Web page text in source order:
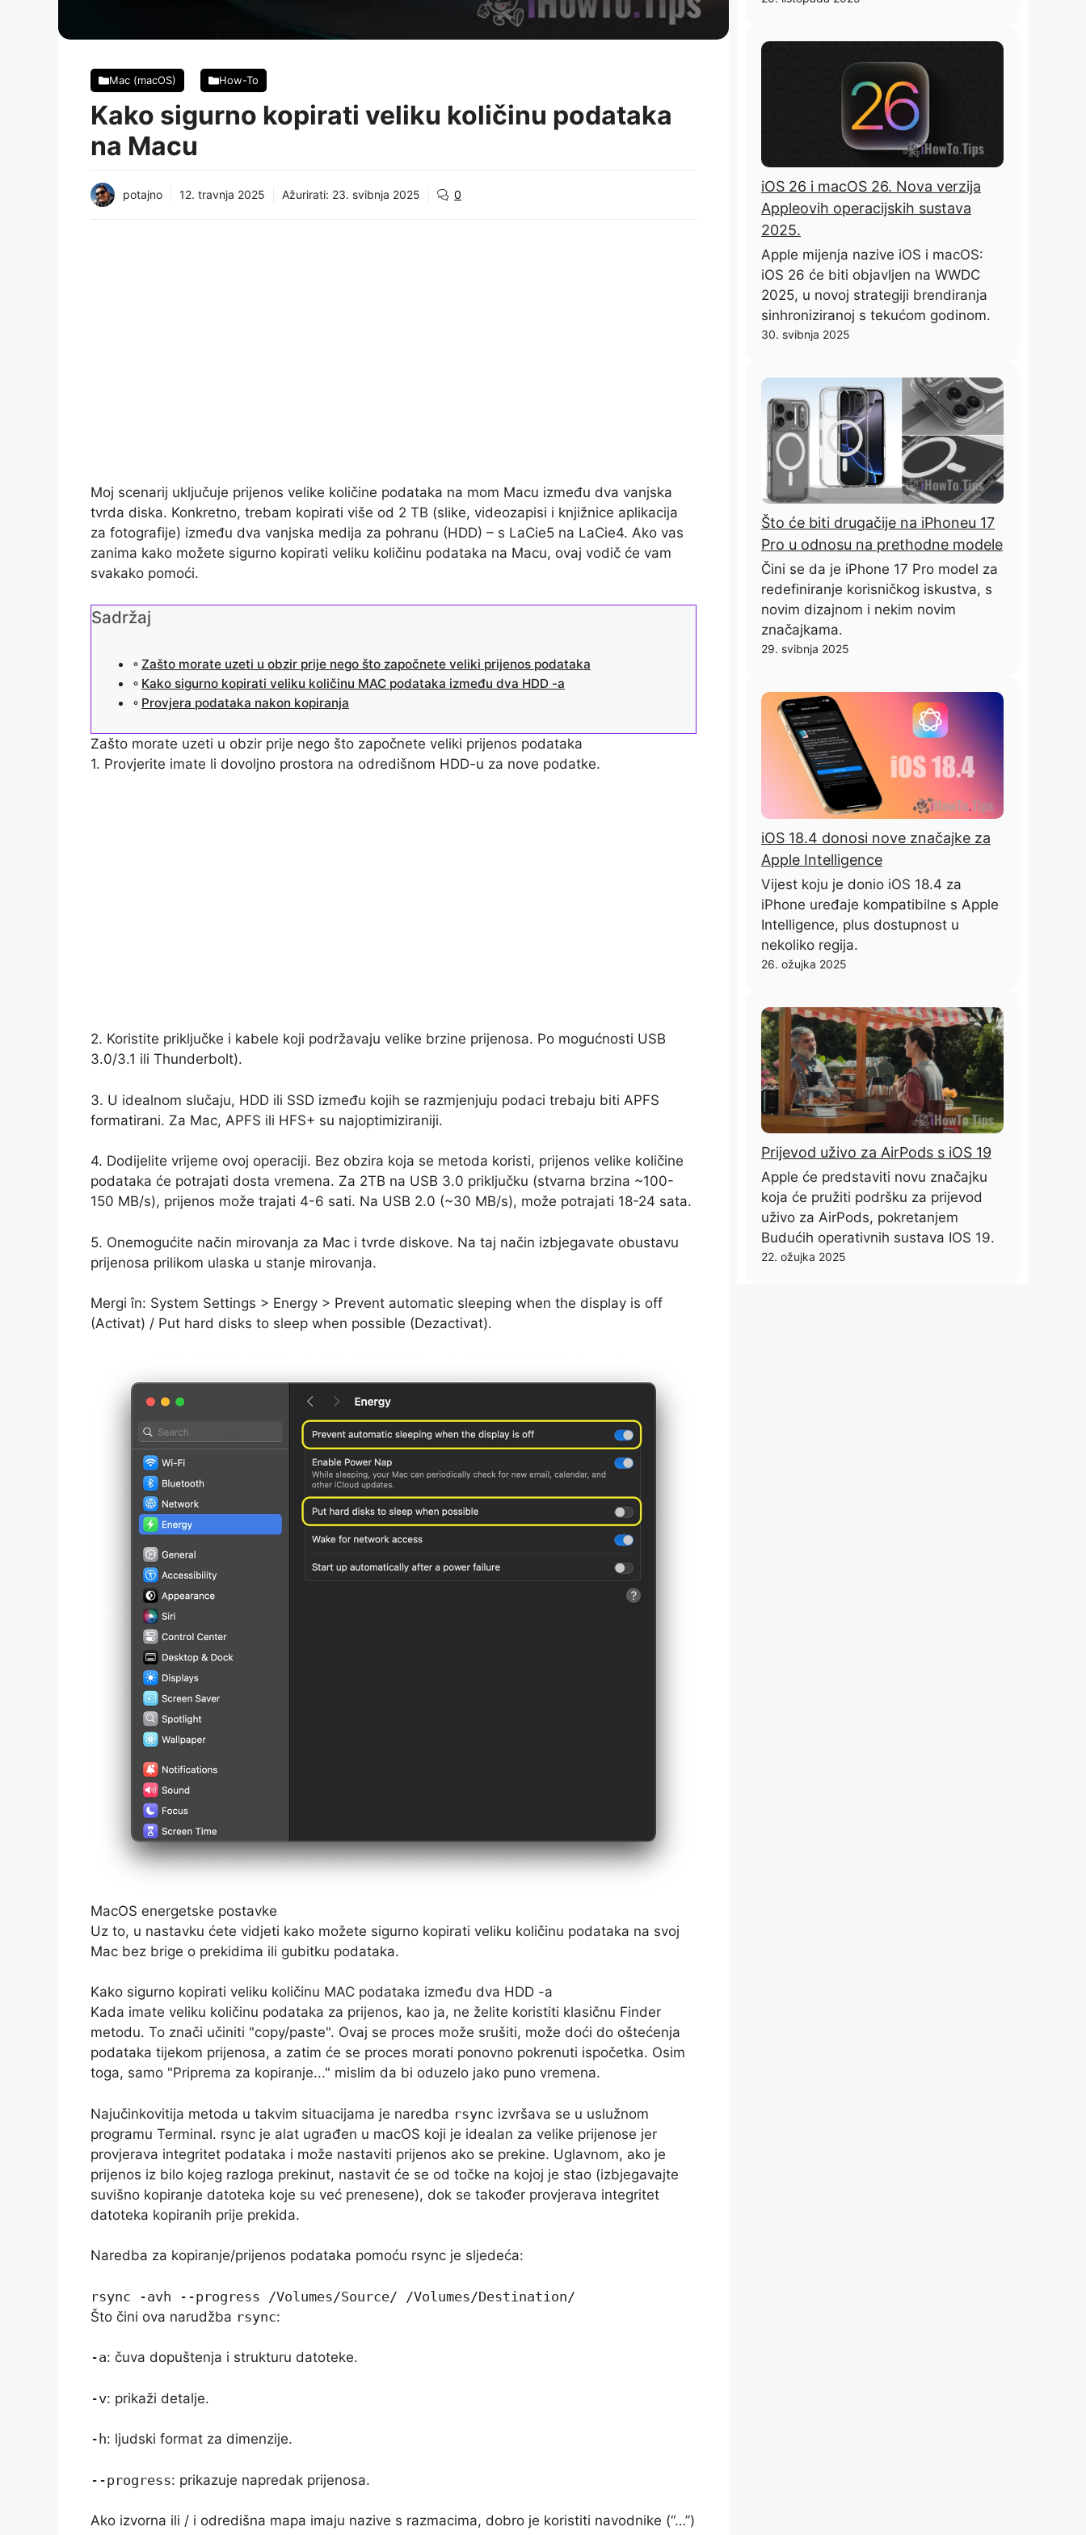
Mac (macOS) How-To
Kako sigurno kopirati veliku količinu podataka
na Macu
potajno 12. travnja 2025 Ažurirati: 23. svibnja 2025 0
Moj scenarij uključuje prijenos velike količine podataka na mom Macu između dva vanjska
tvrda diska. Konkretno, trebam kopirati više od 2 TB (slike, videozapisi i knjižnice aplikacija
za fotografije) između dva vanjska medija za pohranu (HDD) – s LaCie5 na LaCie4. Ako vas
zanima kako možete sigurno kopirati veliku količinu podataka na Macu, ovaj vodič će vam
svakako pomoći.
Sadržaj
Zašto morate uzeti u obzir prije nego što započnete veliki prijenos podataka
Kako sigurno kopirati veliku količinu MAC podataka između dva HDD -a
Provjera podataka nakon kopiranja
Zašto morate uzeti u obzir prije nego što započnete veliki prijenos podataka
1. Provjerite imate li dovoljno prostora na odredišnom HDD-u za nove podatke.
2. Koristite priključke i kabele koji podržavaju velike brzine prijenosa. Po mogućnosti USB
3.0/3.1 ili Thunderbolt).
3. U idealnom slučaju, HDD ili SSD između kojih se razmjenjuju podaci trebaju biti APFS
formatirani. Za Mac, APFS ili HFS+ su najoptimiziraniji.
4. Dodijelite vrijeme ovoj operaciji. Bez obzira koja se metoda koristi, prijenos velike količine
podataka će potrajati dosta vremena. Za 2TB na USB 3.0 priključku (stvarna brzina ~100-
150 MB/s), prijenos može trajati 4-6 sati. Na USB 2.0 (~30 MB/s), može potrajati 18-24 sata.
5. Onemogućite način mirovanja za Mac i tvrde diskove. Na taj način izbjegavate obustavu
prijenosa prilikom ulaska u stanje mirovanja.
Mergi în: System Settings > Energy > Prevent automatic sleeping when the display is off
(Activat) / Put hard disks to sleep when possible (Dezactivat).
MacOS energetske postavke
Uz to, u nastavku ćete vidjeti kako možete sigurno kopirati veliku količinu podataka na svoj
Mac bez brige o prekidima ili gubitku podataka.
Kako sigurno kopirati veliku količinu MAC podataka između dva HDD -a
Kada imate veliku količinu podataka za prijenos, kao ja, ne želite koristiti klasičnu Finder
metodu. To znači učiniti "copy/paste". Ovaj se proces može srušiti, može doći do oštećenja
podataka tijekom prijenosa, a zatim će se proces morati ponovno pokrenuti ispočetka. Osim
toga, samo "Priprema za kopiranje..." mislim da bi oduzelo jako puno vremena.
Najučinkovitija metoda u takvim situacijama je naredba rsync izvršava se u uslužnom
programu Terminal. rsync je alat ugrađen u macOS koji je idealan za velike prijenose jer
provjerava integritet podataka i može nastaviti prijenos ako se prekine. Uglavnom, ako je
prijenos iz bilo kojeg razloga prekinut, nastavit će se od točke na kojoj je stao (izbjegavajte
suvišno kopiranje datoteka koje su već prenesene), dok se također provjerava integritet
datoteka kopiranih prije prekida.
Naredba za kopiranje/prijenos podataka pomoću rsync je sljedeća:
rsync -avh --progress /Volumes/Source/ /Volumes/Destination/
Što čini ova narudžba rsync:
-a: čuva dopuštenja i strukturu datoteke.
-v: prikaži detalje.
-h: ljudski format za dimenzije.
--progress: prikazuje napredak prijenosa.
Ako izvorna ili / i odredišna mapa imaju nazive s razmacima, dobro je koristiti navodnike (“…”)
iOS 26 i macOS 26. Nova verzija
Appleovih operacijskih sustava
2025.
Apple mijenja nazive iOS i macOS:
iOS 26 će biti objavljen na WWDC
2025, u novoj strategiji brendiranja
sinhroniziranoj s tekućom godinom.
30. svibnja 2025
Što će biti drugačije na iPhoneu 17
Pro u odnosu na prethodne modele
Čini se da je iPhone 17 Pro model za
redefiniranje korisničkog iskustva, s
novim dizajnom i nekim novim
značajkama.
29. svibnja 2025
iOS 18.4 donosi nove značajke za
Apple Intelligence
Vijest koju je donio iOS 18.4 za
iPhone uređaje kompatibilne s Apple
Intelligence, plus dostupnost u
nekoliko regija.
26. ožujka 2025
Prijevod uživo za AirPods s iOS 19
Apple će predstaviti novu značajku
koja će pružiti podršku za prijevod
uživo za AirPods, pokretanjem
Budućih operativnih sustava IOS 19.
22. ožujka 2025